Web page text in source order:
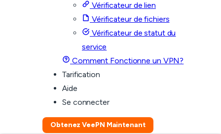
Vérificateur de lien
Vérificateur de fichiers
Vérificateur de statut du
service
Comment Fonctionne un VPN?
Tarification
Aide
Se connecter
Obtenez VeePN Maintenant